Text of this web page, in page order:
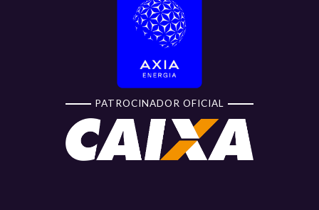
PATROCINADOR OFICIAL